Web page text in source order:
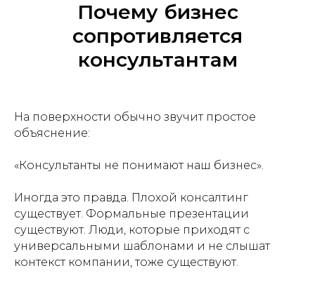
Почему бизнес
сопротивляется
консультантам
На поверхности обычно звучит простое
объяснение:
«Консультанты не понимают наш бизнес».
Иногда это правда. Плохой консалтинг
существует. Формальные презентации
существуют. Люди, которые приходят с
универсальными шаблонами и не слышат
контекст компании, тоже существуют.